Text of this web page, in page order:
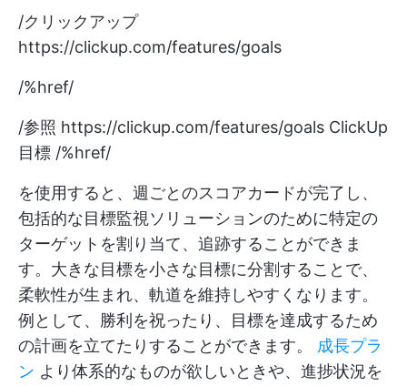
/クリックアップ
https://clickup.com/features/goals
/%href/
/参照 https://clickup.com/features/goals ClickUp
目標 /%href/
を使用すると、週ごとのスコアカードが完了し、
包括的な目標監視ソリューションのために特定の
ターゲットを割り当て、追跡することができま
す。大きな目標を小さな目標に分割することで、
柔軟性が生まれ、軌道を維持しやすくなります。
例として、勝利を祝ったり、目標を達成するため
の計画を立てたりすることができます。 成長プラ
ン より体系的なものが欲しいときや、進捗状況を